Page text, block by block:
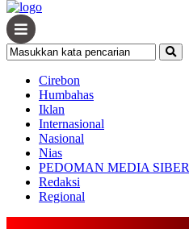
Cirebon
Humbahas
Iklan
Internasional
Nasional
Nias
PEDOMAN MEDIA SIBER
Redaksi
Regional